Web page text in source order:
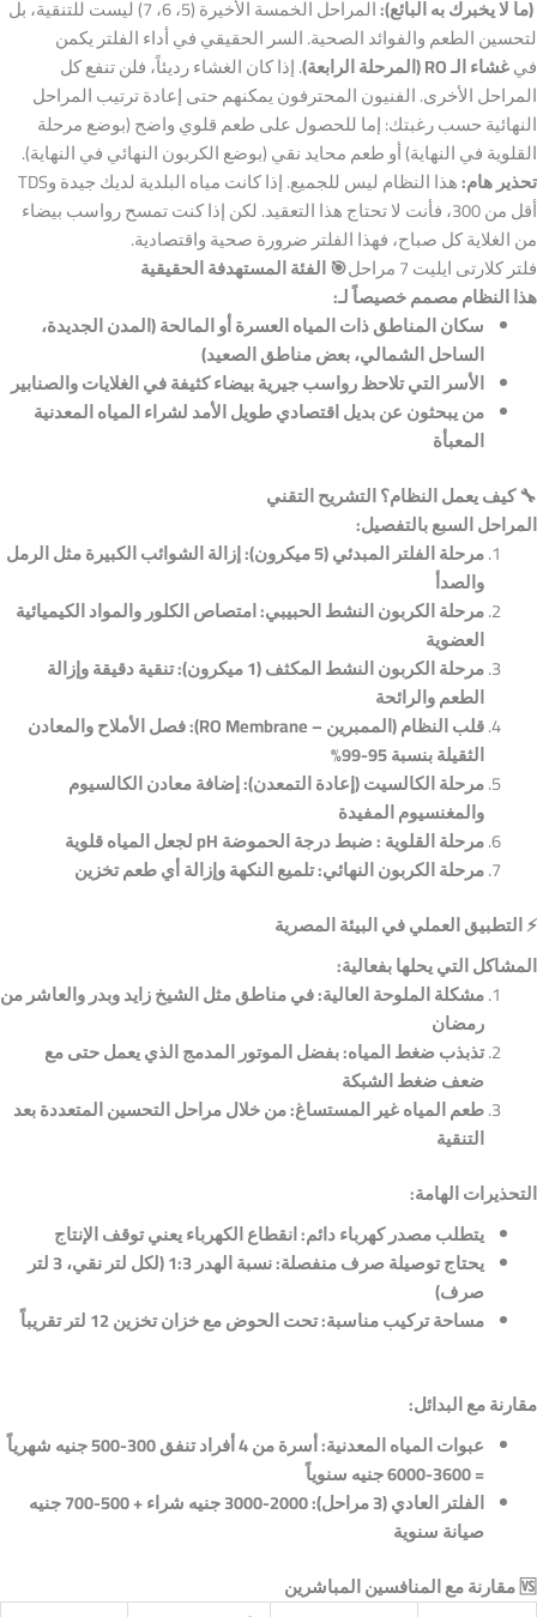
(ما لا يخبرك به البائع):
المراحل الخمسة الأخيرة (5، 6، 7) ليست للتنقية، بل
لتحسين الطعم والفوائد الصحية. السر الحقيقي في أداء الفلتر يكمن
فيغشاء الـ RO (المرحلة الرابعة)
. إذا كان الغشاء رديئاً، فلن تنفع كل
المراحل الأخرى. الفنيون المحترفون يمكنهم حتى إعادة ترتيب المراحل
النهائية حسب رغبتك: إما للحصول على طعم قلوي واضح (بوضع مرحلة
القلوية في النهاية) أو طعم محايد نقي (بوضع الكربون النهائي في النهاية).
تحذير هام:
هذا النظام ليس للجميع. إذا كانت مياه البلدية لديك جيدة وTDS
أقل من 300، فأنت لا تحتاج هذا التعقيد. لكن إذا كنت تمسح رواسب بيضاء
من الغلاية كل صباح، فهذا الفلتر ضرورة صحية واقتصادية.
فلتر كلارتى ايليت 7 مراحل
🎯الفئة المستهدفة الحقيقية
هذا النظام مصمم خصيصاً لـ:
سكان المناطق ذات المياه العسرة أو المالحة (المدن الجديدة،
الساحل الشمالي، بعض مناطق الصعيد)
الأسر التي تلاحظ رواسب جيرية بيضاء كثيفة في الغلايات والصنابير
من يبحثون عن بديل اقتصادي طويل الأمد لشراء المياه المعدنية
المعبأة
🔧كيف يعمل النظام؟ التشريح التقني
المراحل السبع بالتفصيل:
مرحلة الفلتر المبدئي (5 ميكرون):
إزالة الشوائب الكبيرة مثل الرمل
والصدأ
مرحلة الكربون النشط الحبيبي:امتصاص الكلور والمواد الكيميائية
العضوية
مرحلة الكربون النشط المكثف (1 ميكرون):
تنقية دقيقة وإزالة
الطعم والرائحة
قلب النظام (الممبرين – RO Membrane):
فصل الأملاح والمعادن
الثقيلة بنسبة 95-99%
مرحلة الكالسيت (إعادة التمعدن):إضافة معادن الكالسيوم
والمغنسيوم المفيدة
مرحلة القلوية :ضبط درجة الحموضة pH
لجعل المياه قلوية
مرحلة الكربون النهائي:تلميع النكهة وإزالة أي طعم تخزين
⚡التطبيق العملي في البيئة المصرية
المشاكل التي يحلها بفعالية:
مشكلة الملوحة العالية:في مناطق مثل الشيخ زايد وبدر والعاشر من
رمضان
تذبذب ضغط المياه:بفضل الموتور المدمج الذي يعمل حتى مع
ضعف ضغط الشبكة
طعم المياه غير المستساغ:من خلال مراحل التحسين المتعددة بعد
التنقية
التحذيرات الهامة:
يتطلب مصدر كهرباء دائم:انقطاع الكهرباء يعني توقف الإنتاج
يحتاج توصيلة صرف منفصلة:
نسبة الهدر 1:3 (لكل لتر نقي، 3 لتر
صرف)
مساحة تركيب مناسبة:تحت الحوض مع خزان تخزين 12 لتر تقريباً
مقارنة مع البدائل:
عبوات المياه المعدنية:
أسرة من 4 أفراد تنفق 300-500 جنيه شهرياً
= 3600-6000 جنيه سنوياً
الفلتر العادي (3 مراحل): 2000-3000
جنيه شراء + 500-700 جنيه
صيانة سنوية
🆚مقارنة مع المنافسين المباشرين